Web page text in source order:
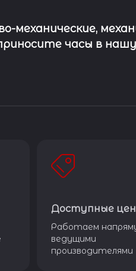
механические,
часы в
Доступные
Работаем
ведущими
производителями